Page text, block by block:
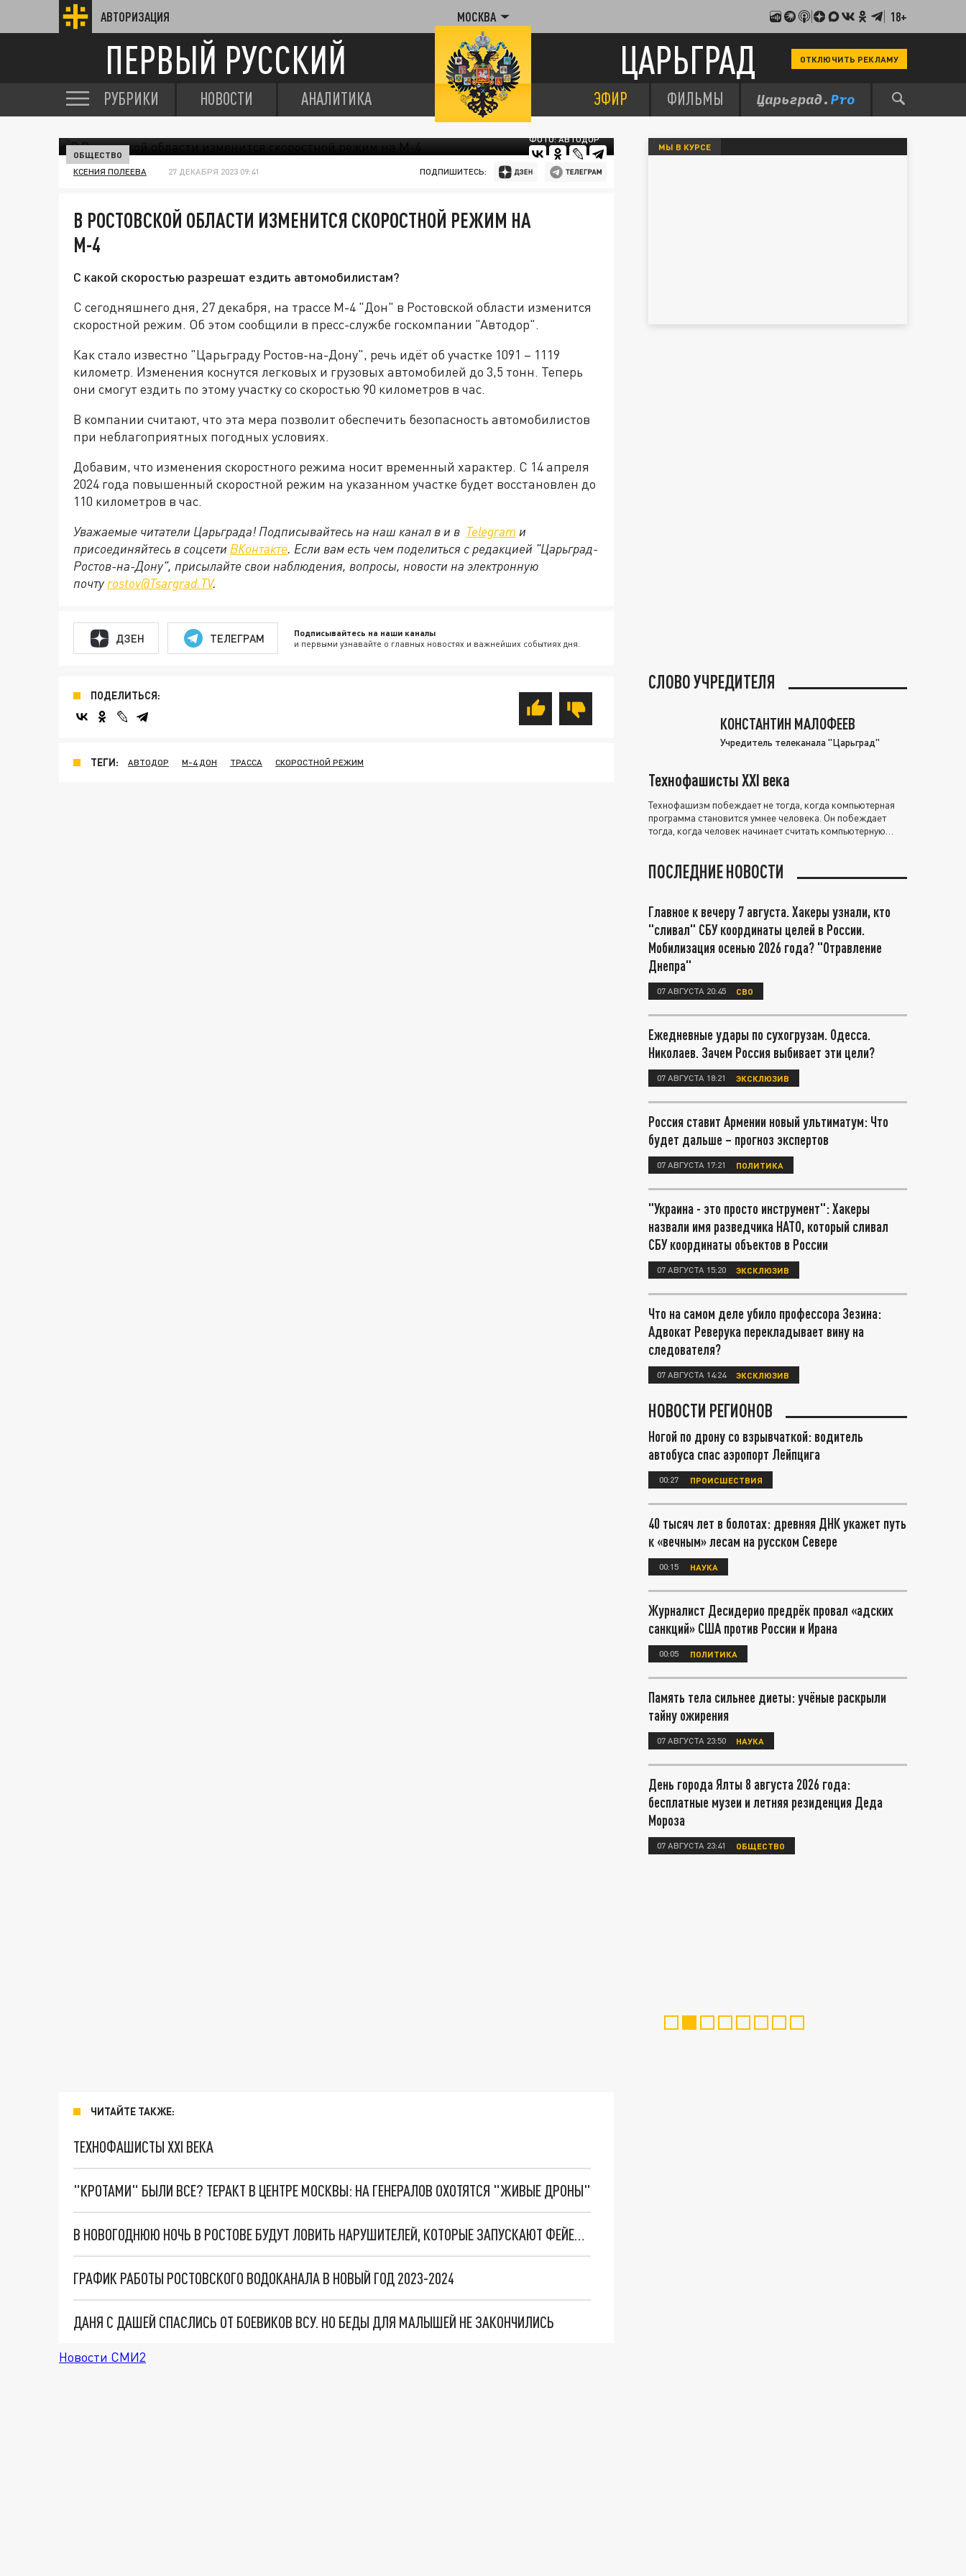
АВТОРИЗАЦИЯ МОСКВА 18+
ПЕРВЫЙ РУССКИЙ ЦАРЬГРАД ОТКЛЮЧИТЬ РЕКЛАМУ
РУБРИКИ НОВОСТИ АНАЛИТИКА ЭФИР ФИЛЬМЫ
ФОТО: АВТОДОР
ОБЩЕСТВО
КСЕНИЯ ПОЛЕЕВА 27 ДЕКАБРЯ 2023 09:41 ПОДПИШИТЕСЬ:
В РОСТОВСКОЙ ОБЛАСТИ ИЗМЕНИТСЯ СКОРОСТНОЙ РЕЖИМ НА
М-4
С какой скоростью разрешат ездить автомобилистам?
С сегодняшнего дня, 27 декабря, на трассе М-4 "Дон" в Ростовской области изменится
скоростной режим. Об этом сообщили в пресс-службе госкомпании "Автодор".
Как стало известно "Царьграду Ростов-на-Дону", речь идёт об участке 1091 – 1119
километр. Изменения коснутся легковых и грузовых автомобилей до 3,5 тонн. Теперь
они смогут ездить по этому участку со скоростью 90 километров в час.
В компании считают, что эта мера позволит обеспечить безопасность автомобилистов
при неблагоприятных погодных условиях.
Добавим, что изменения скоростного режима носит временный характер. С 14 апреля
2024 года повышенный скоростной режим на указанном участке будет восстановлен до
110 километров в час.
Уважаемые читатели Царьграда! Подписывайтесь на наш канал в и в Telegram и
присоединяйтесь в соцсети ВКонтакте. Если вам есть чем поделиться с редакцией "Царьград-
Ростов-на-Дону", присылайте свои наблюдения, вопросы, новости на электронную
почту rostov@Tsargrad.ТV.
ДЗЕН ТЕЛЕГРАМ Подписывайтесь на наши каналы
и первыми узнавайте о главных новостях и важнейших событиях дня.
ПОДЕЛИТЬСЯ:
ТЕГИ: АВТОДОР М-4 ДОН ТРАССА СКОРОСТНОЙ РЕЖИМ
ЧИТАЙТЕ ТАКЖЕ:
ТЕХНОФАШИСТЫ XXI ВЕКА
"КРОТАМИ" БЫЛИ ВСЕ? ТЕРАКТ В ЦЕНТРЕ МОСКВЫ: НА ГЕНЕРАЛОВ ОХОТЯТСЯ "ЖИВЫЕ ДРОНЫ"
В НОВОГОДНЮЮ НОЧЬ В РОСТОВЕ БУДУТ ЛОВИТЬ НАРУШИТЕЛЕЙ, КОТОРЫЕ ЗАПУСКАЮТ ФЕЙЕРВЕРКИ
ГРАФИК РАБОТЫ РОСТОВСКОГО ВОДОКАНАЛА В НОВЫЙ ГОД 2023-2024
ДАНЯ С ДАШЕЙ СПАСЛИСЬ ОТ БОЕВИКОВ ВСУ. НО БЕДЫ ДЛЯ МАЛЫШЕЙ НЕ ЗАКОНЧИЛИСЬ
Новости СМИ2
МЫ В КУРСЕ
СЛОВО УЧРЕДИТЕЛЯ
КОНСТАНТИН МАЛОФЕЕВ
Учредитель телеканала "Царьград"
Технофашисты XXI века
Технофашизм побеждает не тогда, когда компьютерная
программа становится умнее человека. Он побеждает
тогда, когда человек начинает считать компьютерную
ПОСЛЕДНИЕ НОВОСТИ
Главное к вечеру 7 августа. Хакеры узнали, кто
"сливал" СБУ координаты целей в России.
Мобилизация осенью 2026 года? "Отравление
Днепра"
07 АВГУСТА 20:45 СВО
Ежедневные удары по сухогрузам. Одесса.
Николаев. Зачем Россия выбивает эти цели?
07 АВГУСТА 18:21 ЭКСКЛЮЗИВ
Россия ставит Армении новый ультиматум: Что
будет дальше – прогноз экспертов
07 АВГУСТА 17:21 ПОЛИТИКА
"Украина - это просто инструмент": Хакеры
назвали имя разведчика НАТО, который сливал
СБУ координаты объектов в России
07 АВГУСТА 15:20 ЭКСКЛЮЗИВ
Что на самом деле убило профессора Зезина:
Адвокат Реверука перекладывает вину на
следователя?
07 АВГУСТА 14:24 ЭКСКЛЮЗИВ
НОВОСТИ РЕГИОНОВ
Ногой по дрону со взрывчаткой: водитель
автобуса спас аэропорт Лейпцига
00:27 ПРОИСШЕСТВИЯ
40 тысяч лет в болотах: древняя ДНК укажет путь
к «вечным» лесам на русском Севере
00:15 НАУКА
Журналист Десидерио предрёк провал «адских
санкций» США против России и Ирана
00:05 ПОЛИТИКА
Память тела сильнее диеты: учёные раскрыли
тайну ожирения
07 АВГУСТА 23:50 НАУКА
День города Ялты 8 августа 2026 года:
бесплатные музеи и летняя резиденция Деда
Мороза
07 АВГУСТА 23:41 ОБЩЕСТВО